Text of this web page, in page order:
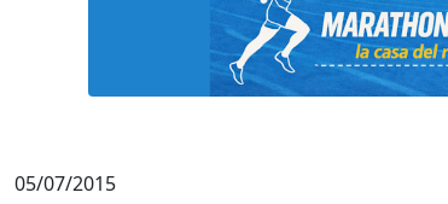
05/07/2015